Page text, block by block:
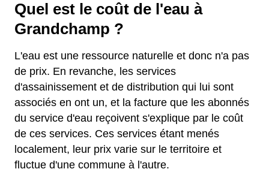
Quel est le coût de l'eau à
Grandchamp ?
L'eau est une ressource naturelle et donc n'a pas
de prix. En revanche, les services
d'assainissement et de distribution qui lui sont
associés en ont un, et la facture que les abonnés
du service d'eau reçoivent s'explique par le coût
de ces services. Ces services étant menés
localement, leur prix varie sur le territoire et
fluctue d'une commune à l'autre.